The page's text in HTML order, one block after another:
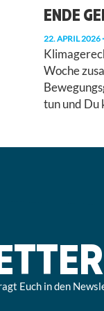
ENDE
22. APRIL 2026
Woche
tun und Du
Euch in den